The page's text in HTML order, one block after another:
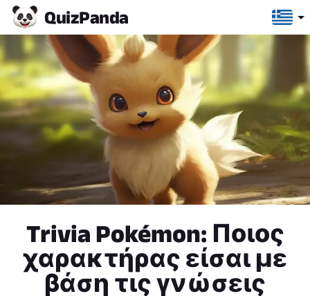
QuizPanda
Trivia Pokémon: Ποιος
χαρακτήρας είσαι με
βάση τις γνώσεις